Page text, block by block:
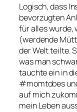
Logisch, dass
bevorzugten
für alles wurde,
(werdende
der Welt teilte.
was man
tauchte ein in
#momtobes
auf mich
mein Leben